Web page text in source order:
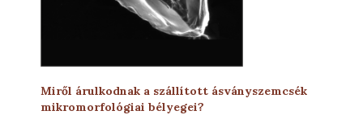
Miről árulkodnak a szállított ásványszemcsék
mikromorfológiai bélyegei?